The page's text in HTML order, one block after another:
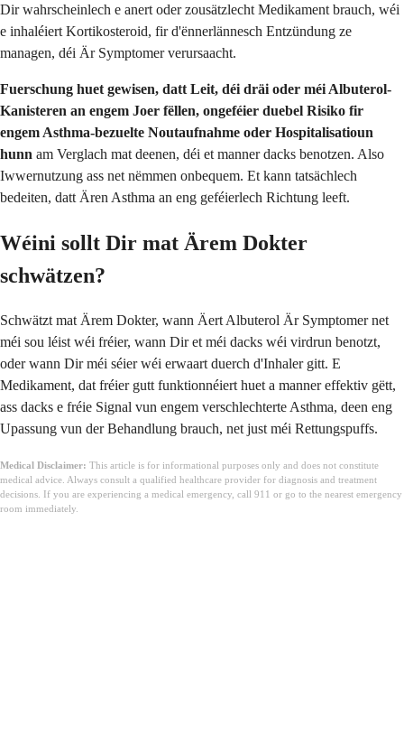
Dir wahrscheinlech e anert oder zousätzlecht Medikament brauch, wéi
e inhaléiert Kortikosteroid, fir d'ënnerlännesch Entzündung ze
managen, déi Är Symptomer verursaacht.
Fuerschung huet gewisen, datt Leit, déi dräi oder méi Albuterol-
Kanisteren an engem Joer fëllen, ongeféier duebel Risiko fir
engem Asthma-bezuelte Noutaufnahme oder Hospitalisatioun
hunn am Verglach mat deenen, déi et manner dacks benotzen. Also
Iwwernutzung ass net nëmmen onbequem. Et kann tatsächlech
bedeiten, datt Ären Asthma an eng geféierlech Richtung leeft.
Wéini sollt Dir mat Ärem Dokter
schwätzen?
Schwätzt mat Ärem Dokter, wann Äert Albuterol Är Symptomer net
méi sou léist wéi fréier, wann Dir et méi dacks wéi virdrun benotzt,
oder wann Dir méi séier wéi erwaart duerch d'Inhaler gitt. E
Medikament, dat fréier gutt funktionnéiert huet a manner effektiv gëtt,
ass dacks e fréie Signal vun engem verschlechterte Asthma, deen eng
Upassung vun der Behandlung brauch, net just méi Rettungspuffs.
Medical Disclaimer: This article is for informational purposes only and does not constitute
medical advice. Always consult a qualified healthcare provider for diagnosis and treatment
decisions. If you are experiencing a medical emergency, call 911 or go to the nearest emergency
room immediately.